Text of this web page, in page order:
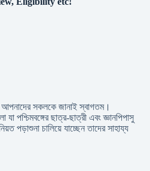
সকলকে জানাই স্বাগতম।
পশ্চিমবঙ্গের ছাত্র-ছাত্রী এবং জ্ঞানপিপাসু
পড়াশুনা চালিয়ে যাচ্ছেন তাদের সাহায্য